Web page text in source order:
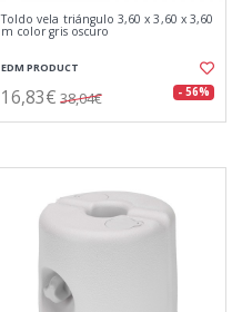
Toldo vela triángulo 3,60 x 3,60 x 3,60
m color gris oscuro
EDM PRODUCT
16,83€ 38,04€ - 56%